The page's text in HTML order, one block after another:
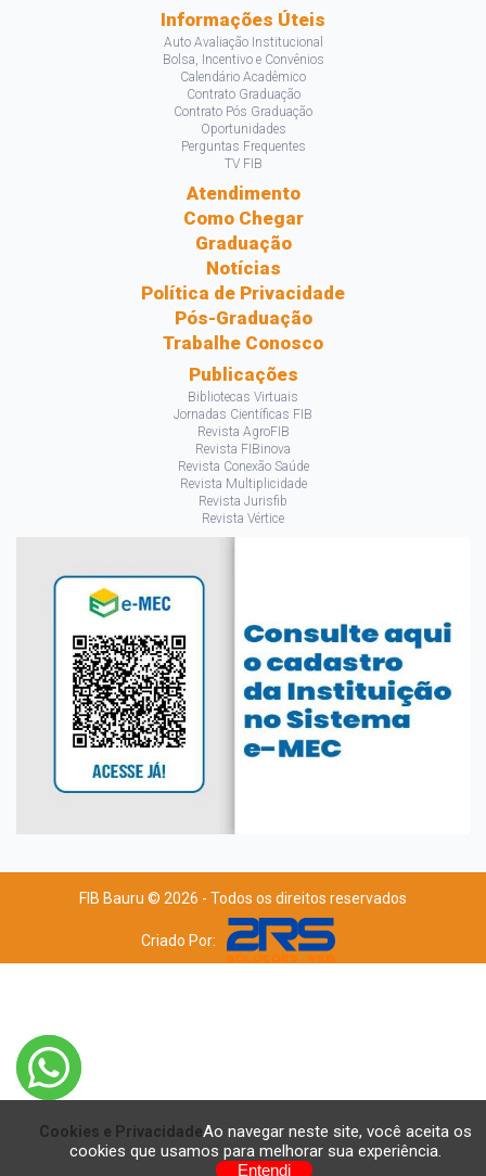
Informações Úteis
Auto Avaliação Institucional
Bolsa, Incentivo e Convênios
Calendário Acadêmico
Contrato Graduação
Contrato Pós Graduação
Oportunidades
Perguntas Frequentes
TV FIB
Atendimento
Como Chegar
Graduação
Notícias
Política de Privacidade
Pós-Graduação
Trabalhe Conosco
Publicações
Bibliotecas Virtuais
Jornadas Científicas FIB
Revista AgroFIB
Revista FIBinova
Revista Conexão Saúde
Revista Multiplicidade
Revista Jurisfib
Revista Vértice
FIB Bauru © 2026 - Todos os direitos reservados
Criado Por:
Cookies e PrivacidadeAo navegar neste site, você aceita os
cookies que usamos para melhorar sua experiência.
Entendi